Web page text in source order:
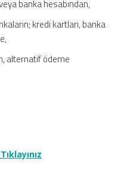
banka hesabından,
kredi kartları, banka
alternatif ödeme
Tıklayınız